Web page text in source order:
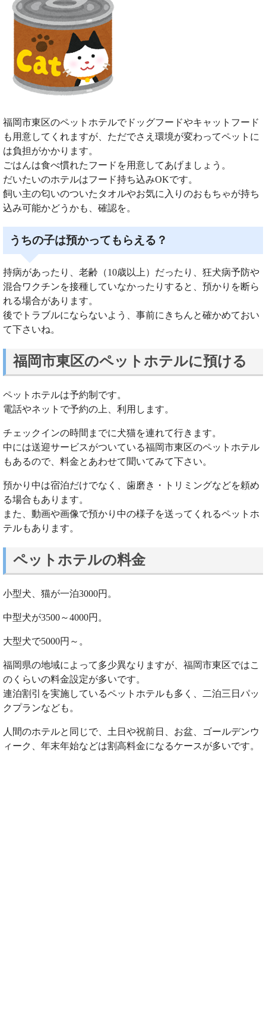
福岡市東区のペットホテルでドッグフードやキャットフード
も用意してくれますが、ただでさえ環境が変わってペットに
は負担がかかります。
ごはんは食べ慣れたフードを用意してあげましょう。
だいたいのホテルはフード持ち込みOKです。
飼い主の匂いのついたタオルやお気に入りのおもちゃが持ち
込み可能かどうかも、確認を。
うちの子は預かってもらえる？
持病があったり、老齢（10歳以上）だったり、狂犬病予防や
混合ワクチンを接種していなかったりすると、預かりを断ら
れる場合があります。
後でトラブルにならないよう、事前にきちんと確かめておい
て下さいね。
福岡市東区のペットホテルに預ける
ペットホテルは予約制です。
電話やネットで予約の上、利用します。
チェックインの時間までに犬猫を連れて行きます。
中には送迎サービスがついている福岡市東区のペットホテル
もあるので、料金とあわせて聞いてみて下さい。
預かり中は宿泊だけでなく、歯磨き・トリミングなどを頼め
る場合もあります。
また、動画や画像で預かり中の様子を送ってくれるペットホ
テルもあります。
ペットホテルの料金
小型犬、猫が一泊3000円。
中型犬が3500～4000円。
大型犬で5000円～。
福岡県の地域によって多少異なりますが、福岡市東区ではこ
のくらいの料金設定が多いです。
連泊割引を実施しているペットホテルも多く、二泊三日パッ
クプランなども。
人間のホテルと同じで、土日や祝前日、お盆、ゴールデンウ
ィーク、年末年始などは割高料金になるケースが多いです。